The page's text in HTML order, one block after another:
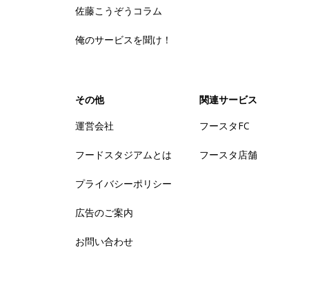
佐藤こうぞうコラム
俺のサービスを聞け！
その他
運営会社
フードスタジアムとは
プライバシーポリシー
広告のご案内
お問い合わせ
関連サービス
フースタFC
フースタ店舗